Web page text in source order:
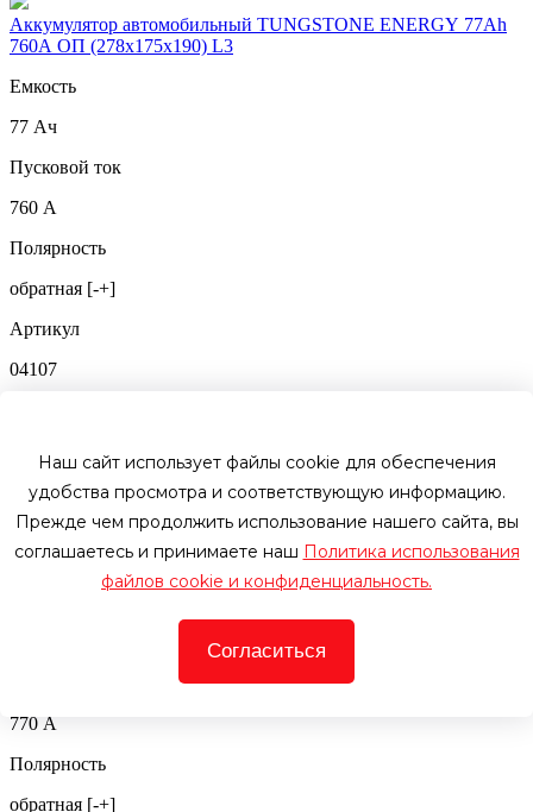
Аккумулятор автомобильный TUNGSTONE ENERGY 77Ah
760A ОП (278x175x190) L3
Емкость
77 Ач
Пусковой ток
760 А
Полярность
обратная [-+]
Артикул
04107
8900 руб.
В корзину Купить в 1 клик
Под заказ 2 дня
Аккумулятор автомобильный TUNGSTONE EFB 77Ah 770A
ОП (278x175x190) L3
770 А
Полярность
обратная [-+]
Наш сайт использует файлы cookie для обеспечения
удобства просмотра и соответствующую информацию.
Прежде чем продолжить использование нашего сайта, вы
соглашаетесь и принимаете наш Политика использования
файлов cookie и конфиденциальность.
Согласиться